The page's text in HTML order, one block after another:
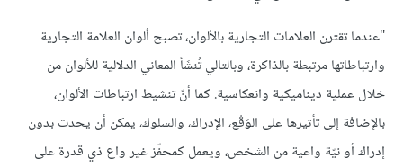
"عندما تقترن العلامات التجارية بالألوان، تصبح ألوان العلامة التجارية
وارتباطاتها مرتبطة بالذاكرة، وبالتالي تُنشَأ المعاني الدلالية للألوان من
خلال عملية ديناميكية وانعكاسية. كما أنّ تنشيط ارتباطات الألوان،
بالإضافة إلى تأثيرها على الوَقْع، الإدراك، والسلوك، يمكن أن يحدث بدون
إدراك أو نيّة واعية من الشخص، ويعمل كمحفّز غير واع ذي قدرة على